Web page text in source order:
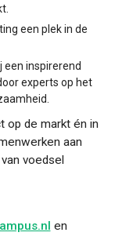
een plek in de
een inspirerend
experts op het
op de markt én in
aan
voedsel
en